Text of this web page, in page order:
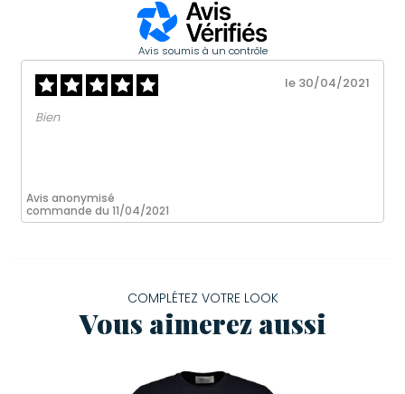
Avis soumis à un contrôle
Avis anonymisé
commande du 11/04/2021
le 30/04/2021
Bien
COMPLÉTEZ VOTRE LOOK
Vous aimerez aussi